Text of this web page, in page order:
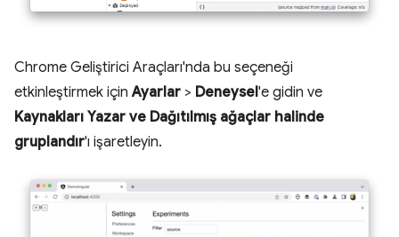
Chrome Geliştirici Araçları'nda bu seçeneği
etkinleştirmek içinAyarlar > Deneysel'e gidin ve
Kaynakları Yazar ve Dağıtılmış ağaçlar halinde
gruplandır'ı işaretleyin.